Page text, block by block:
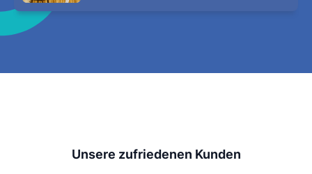
Unsere zufriedenen Kunden